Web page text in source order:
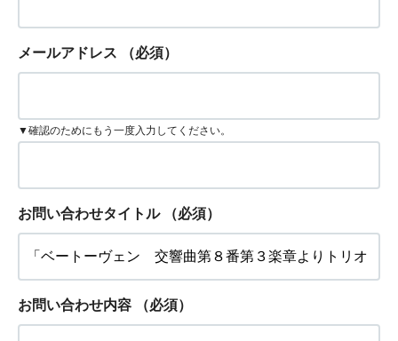
メールアドレス （必須）
▼確認のためにもう一度入力してください。
お問い合わせタイトル （必須）
お問い合わせ内容 （必須）